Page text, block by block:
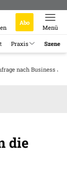
Abo
Menü
Praxis Szene
nach Business
die